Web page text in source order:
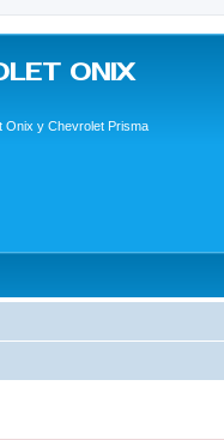
ONIX
Onix y Chevrolet Prisma